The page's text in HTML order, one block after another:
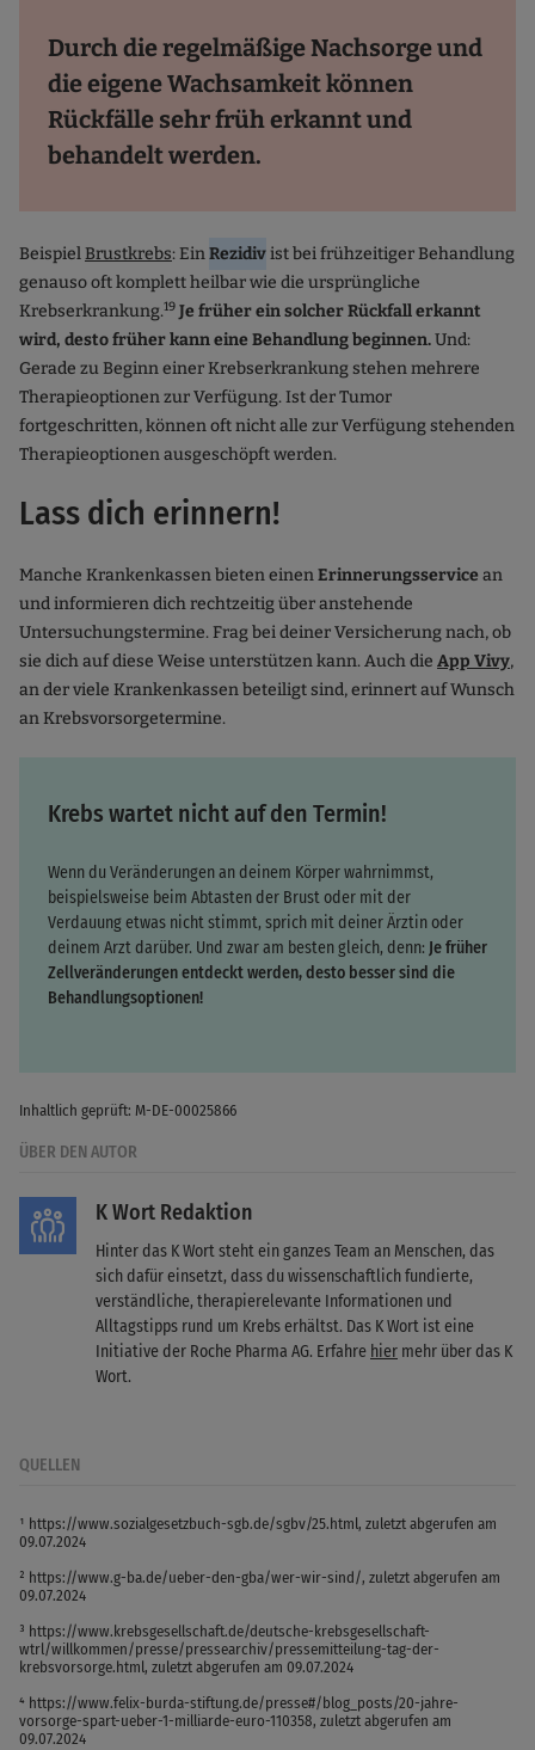
Durch die regelmäßige Nachsorge und
die eigene Wachsamkeit können
Rückfälle sehr früh erkannt und
behandelt werden.
BeispielBrustkrebs: EinRezidivist bei frühzeitiger Behandlung
genauso oft komplett heilbar wie die ursprüngliche
Krebserkrankung.19 Je früher ein solcher Rückfall erkannt
wird, desto früher kann eine Behandlung beginnen.Und:
Gerade zu Beginn einer Krebserkrankung stehen mehrere
Therapieoptionen zur Verfügung. Ist der Tumor
fortgeschritten, können oft nicht alle zur Verfügung stehenden
Therapieoptionen ausgeschöpft werden.
Lass dich erinnern!
Manche Krankenkassen bieten einenErinnerungsservice an
und informieren dich rechtzeitig über anstehende
Untersuchungstermine. Frag bei deiner Versicherung nach, ob
sie dich auf diese Weise unterstützen kann. Auch die App Vivy,
an der viele Krankenkassen beteiligt sind, erinnert auf Wunsch
an Krebsvorsorgetermine.
Krebs wartet nicht auf den Termin!
Wenn du Veränderungen an deinem Körper wahrnimmst,
beispielsweise beim Abtasten der Brust oder mit der
Verdauung etwas nicht stimmt, sprich mit deiner Ärztin oder
deinem Arzt darüber. Und zwar am besten gleich, denn: Je früher
Zellveränderungen entdeckt werden, desto besser sind die
Behandlungsoptionen!
Inhaltlich geprüft: M-DE-00025866
ÜBER DEN AUTOR
K Wort Redaktion
Hinter das K Wort steht ein ganzes Team an Menschen, das
sich dafür einsetzt, dass du wissenschaftlich fundierte,
verständliche, therapierelevante Informationen und
Alltagstipps rund um Krebs erhältst. Das K Wort ist eine
Initiative der Roche Pharma AG. Erfahre hier mehr über das K
Wort.
QUELLEN
¹ https://www.sozialgesetzbuch-sgb.de/sgbv/25.html, zuletzt abgerufen am
09.07.2024
² https://www.g-ba.de/ueber-den-gba/wer-wir-sind/, zuletzt abgerufen am
09.07.2024
³ https://www.krebsgesellschaft.de/deutsche-krebsgesellschaft-
wtrl/willkommen/presse/pressearchiv/pressemitteilung-tag-der-
krebsvorsorge.html, zuletzt abgerufen am 09.07.2024
⁴ https://www.felix-burda-stiftung.de/presse#/blog_posts/20-jahre-
vorsorge-spart-ueber-1-milliarde-euro-110358, zuletzt abgerufen am
09.07.2024